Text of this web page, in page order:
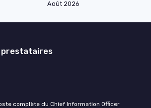
Août 2026
prestataires
complète du Chief Information Officer